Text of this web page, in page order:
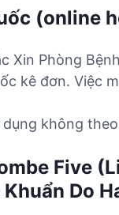
(online
Xin Phòng
kê đơn. Việc
không
Five
Khuẩn Do